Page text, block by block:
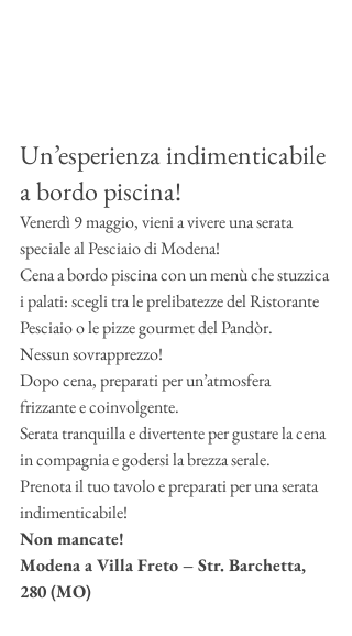
Un’esperienza indimenticabile
a bordo piscina!
Venerdì 9 maggio, vieni a vivere una serata
speciale al Pesciaio di Modena!
Cena a bordo piscina con un menù che stuzzica
i palati: scegli tra le prelibatezze del Ristorante
Pesciaio o le pizze gourmet del Pandòr.
Nessun sovrapprezzo!
Dopo cena, preparati per un’atmosfera
frizzante e coinvolgente.
Serata tranquilla e divertente per gustare la cena
in compagnia e godersi la brezza serale.
Prenota il tuo tavolo e preparati per una serata
indimenticabile!
Non mancate!
Modena a Villa Freto – Str. Barchetta,
280 (MO)